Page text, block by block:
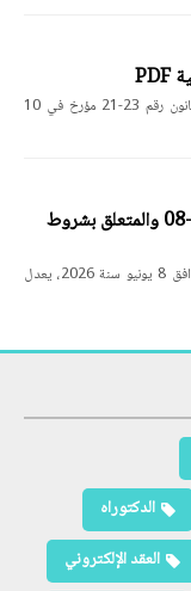
قانون رقم 23-21 يتعلق بالغابات والثروات الغابية PDF قانون رقم 23-21 مؤرخ في 10
قانون رقم 26-12 يعدل ويتمم القانون رقم 04-08 والمتعلق بشروط
قانون رقم 26-12 مؤرخ في 22 ذي الحجة عام 1447 الموافق 8 يونيو سنة 2026، يعدل
الدكتوراه
العقد الإلكتروني